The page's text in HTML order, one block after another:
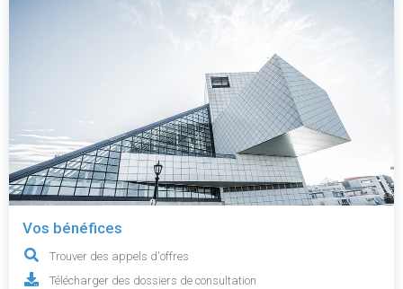
Vos bénéfices
Trouver des appels d'offres
Télécharger des dossiers de consultation